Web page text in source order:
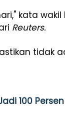
kata
Reuters.
tidak
100 Persen